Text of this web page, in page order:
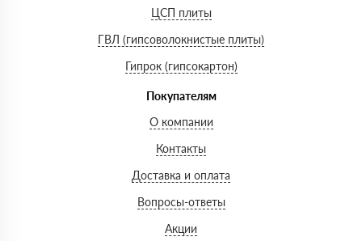
ЦСП плиты
ГВЛ (гипсоволокнистые плиты)
Гипрок (гипсокартон)
Покупателям
О компании
Контакты
Доставка и оплата
Вопросы-ответы
Акции